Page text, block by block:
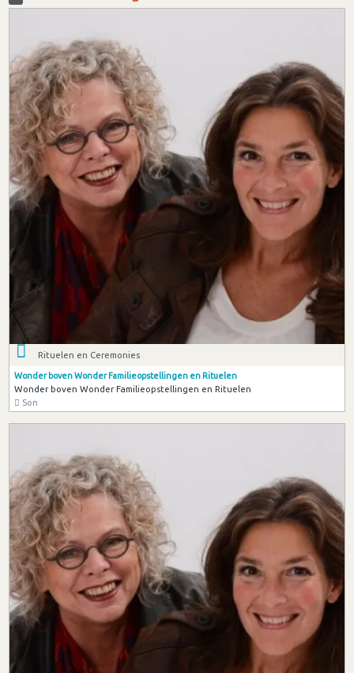
Rituelen en Ceremonies
Wonder boven Wonder Familieopstellingen en Rituelen
Wonder boven Wonder Familieopstellingen en Rituelen
Son